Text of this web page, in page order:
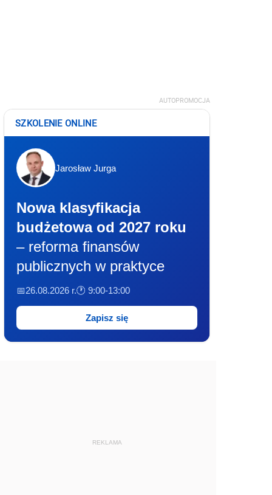
AUTOPROMOCJA
SZKOLENIE ONLINE
Jarosław Jurga
Nowa klasyfikacja
budżetowa od 2027 roku
– reforma finansów
publicznych w praktyce
📅26.08.2026 r.🕐 9:00-13:00
Zapisz się
REKLAMA